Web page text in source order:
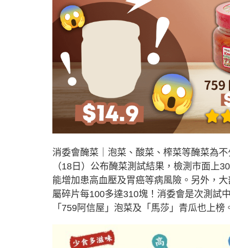
消委會醃菜｜泡菜、酸菜、榨菜等醃菜為
（18日）公布醃菜測試結果，檢測市面上
能增加患高血壓及胃癌等病風險。另外，
屬碎片每100多達310塊！消委會是次測試
「759阿信屋」泡菜及「馬莎」青瓜也上榜